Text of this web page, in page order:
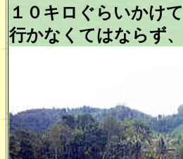
１０キロぐらいかけて
行かなくてはならず、